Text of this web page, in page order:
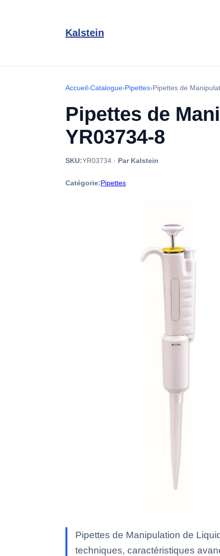
Kalstein
Accueil›Catalogue›Pipettes›Pipettes de
Pipettes de
YR03734-8
SKU:YR03734 · Par Kalstein
Catégorie:Pipettes
Pipettes de Manipulation de
techniques, caractéristiques